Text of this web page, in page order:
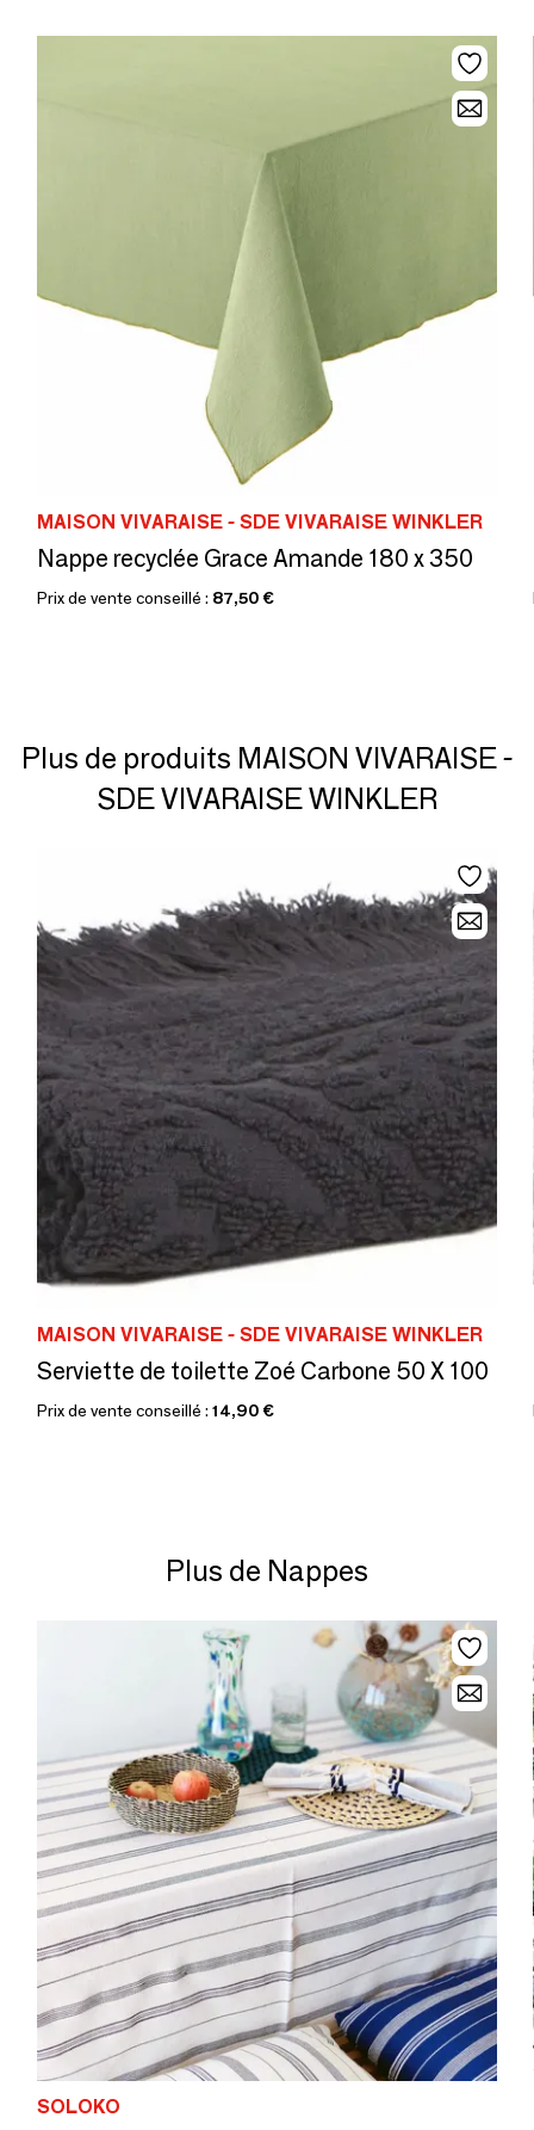
MAISON VIVARAISE - SDE VIVARAISE WINKLER
Nappe recyclée Grace Amande 180 x 350
Prix de vente conseillé : 87,50 €
Plus de produits MAISON VIVARAISE -
SDE VIVARAISE WINKLER
MAISON VIVARAISE - SDE VIVARAISE WINKLER
Serviette de toilette Zoé Carbone 50 X 100
Prix de vente conseillé : 14,90 €
Plus de Nappes
SOLOKO